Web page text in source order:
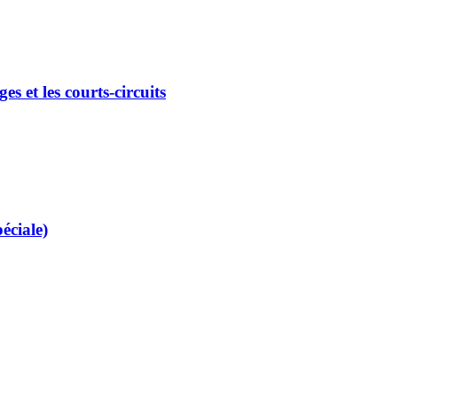
et les courts-circuits